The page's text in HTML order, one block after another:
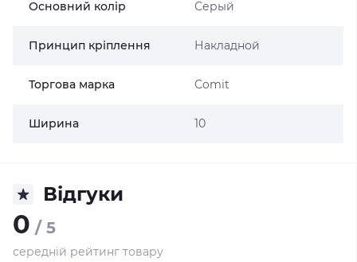
Основний колір Серый
Принцип кріплення Накладной
Торгова марка Comit
Ширина 10
Відгуки
0 / 5
середній рейтинг товару